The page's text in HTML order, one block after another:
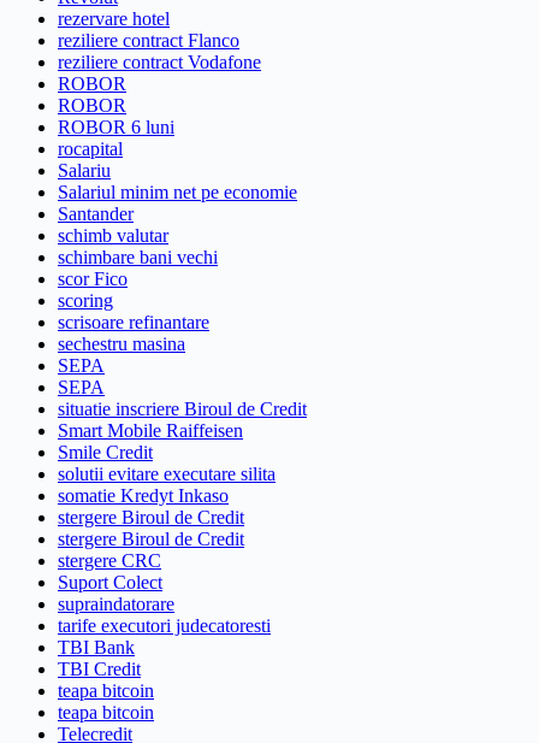
rezervare hotel
reziliere contract Flanco
reziliere contract Vodafone
ROBOR
ROBOR
ROBOR 6 luni
rocapital
Salariu
Salariul minim net pe economie
Santander
schimb valutar
schimbare bani vechi
scor Fico
scoring
scrisoare refinantare
sechestru masina
SEPA
SEPA
situatie inscriere Biroul de Credit
Smart Mobile Raiffeisen
Smile Credit
solutii evitare executare silita
somatie Kredyt Inkaso
stergere Biroul de Credit
stergere Biroul de Credit
stergere CRC
Suport Colect
supraindatorare
tarife executori judecatoresti
TBI Bank
TBI Credit
teapa bitcoin
teapa bitcoin
Telecredit